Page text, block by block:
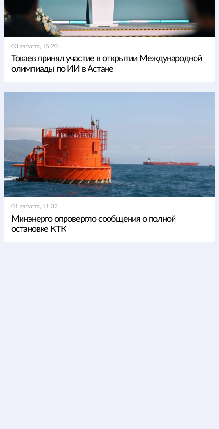
03 августа, 15:20
Токаев принял участие в открытии Международной
олимпиады по ИИ в Астане
01 августа, 11:32
Минэнерго опровергло сообщения о полной
остановке КТК